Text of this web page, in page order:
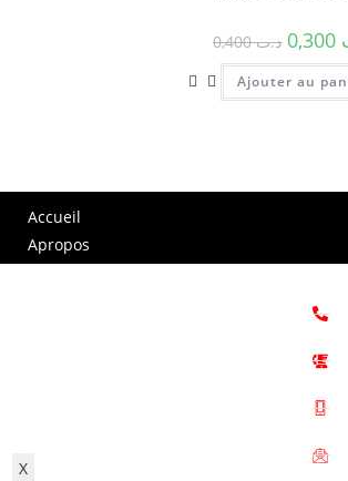
د.ت0,400
Ajouter au
Accueil
Apropos
X